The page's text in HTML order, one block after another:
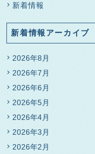
新着情報
新着情報アーカイブ
2026年8月
2026年7月
2026年6月
2026年5月
2026年4月
2026年3月
2026年2月